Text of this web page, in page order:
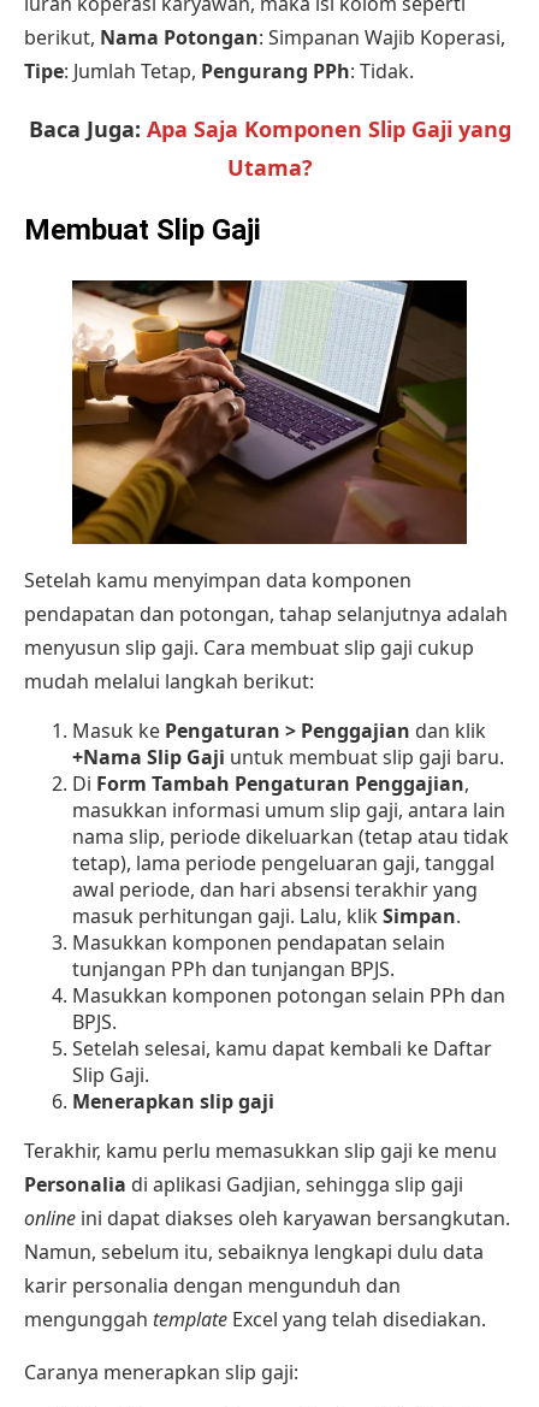
berikut, Nama Potongan: Simpanan Wajib Koperasi,
Tipe: Jumlah Tetap, Pengurang PPh: Tidak.
Baca Juga: Apa Saja Komponen Slip Gaji yang
Utama?
Membuat Slip Gaji
Setelah kamu menyimpan data komponen
pendapatan dan potongan, tahap selanjutnya adalah
menyusun slip gaji. Cara membuat slip gaji cukup
mudah melalui langkah berikut:
Masuk ke Pengaturan > Penggajian dan klik
+Nama Slip Gaji untuk membuat slip gaji baru.
Di Form Tambah Pengaturan Penggajian,
masukkan informasi umum slip gaji, antara lain
nama slip, periode dikeluarkan (tetap atau tidak
tetap), lama periode pengeluaran gaji, tanggal
awal periode, dan hari absensi terakhir yang
masuk perhitungan gaji. Lalu, klikSimpan.
Masukkan komponen pendapatan selain
tunjangan PPh dan tunjangan BPJS.
Masukkan komponen potongan selain PPh dan
BPJS.
Setelah selesai, kamu dapat kembali ke Daftar
Slip Gaji.
Menerapkan slip gaji
Terakhir, kamu perlu memasukkan slip gaji ke menu
Personalia di aplikasi Gadjian, sehingga slip gaji
online ini dapat diakses oleh karyawan bersangkutan.
Namun, sebelum itu, sebaiknya lengkapi dulu data
karir personalia dengan mengunduh dan
mengunggah template Excel yang telah disediakan.
Caranya menerapkan slip gaji: